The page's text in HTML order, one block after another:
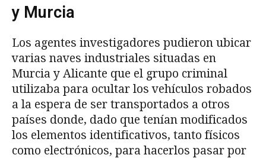
y Murcia
Los agentes investigadores pudieron ubicar
varias naves industriales situadas en
Murcia y Alicante que el grupo criminal
utilizaba para ocultar los vehículos robados
a la espera de ser transportados a otros
países donde, dado que tenían modificados
los elementos identificativos, tanto físicos
como electrónicos, para hacerlos pasar por